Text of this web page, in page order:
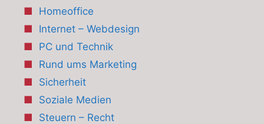
Homeoffice
Internet – Webdesign
PC und Technik
Rund ums Marketing
Sicherheit
Soziale Medien
Steuern – Recht